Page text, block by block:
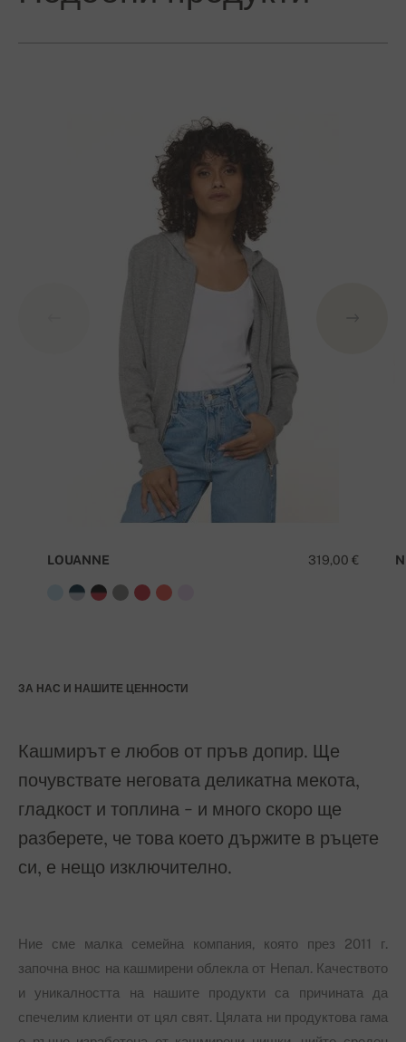
319,00 €
LOUANNE
ЗА НАС И НАШИТЕ ЦЕННОСТИ
Кашмирът е любов от пръв допир. Ще
почувствате неговата деликатна мекота,
гладкост и топлина - и много скоро ще
разберете, че това което държите в ръцете
си, е нещо изключително.
Ние сме малка семейна компания, която през 2011 г.
започна внос на кашмирени облекла от Непал. Качеството
и уникалността на нашите продукти са причината да
спечелим клиенти от цял свят. Цялата ни продуктова гама